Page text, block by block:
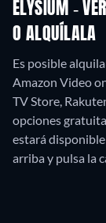
ELYSIUM -
O ALQUÍLALA
Es posible
Amazon Video
TV Store,
opciones
estará
arriba y pulsa la